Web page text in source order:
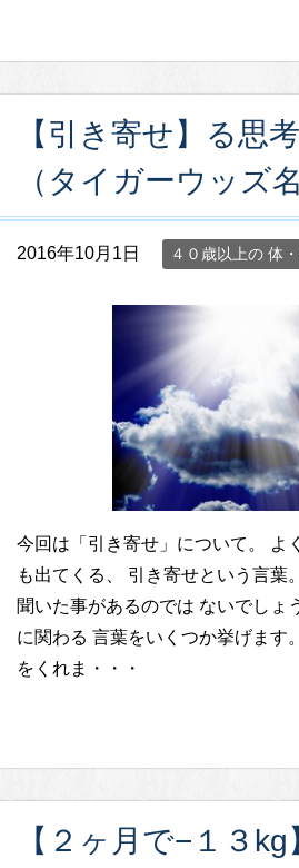
【引き寄せ】る思
（タイガーウッズ
2016年10月1日 ４０歳以上の 体
今回は「引き寄せ」について。 よ
も出てくる、 引き寄せという言葉
聞いた事があるのでは ないでしょ
に関わる 言葉をいくつか挙げます
をくれま・・・
【２ヶ月で−１３